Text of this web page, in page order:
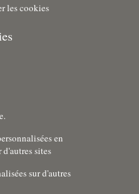
les cookies
en
sites
sur d'autres